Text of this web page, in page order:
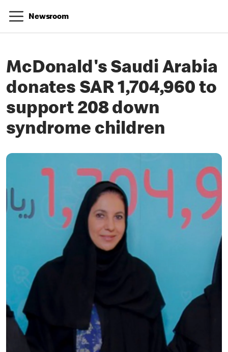
Newsroom
McDonald's Saudi Arabia
donates SAR 1,704,960 to
support 208 down
syndrome children